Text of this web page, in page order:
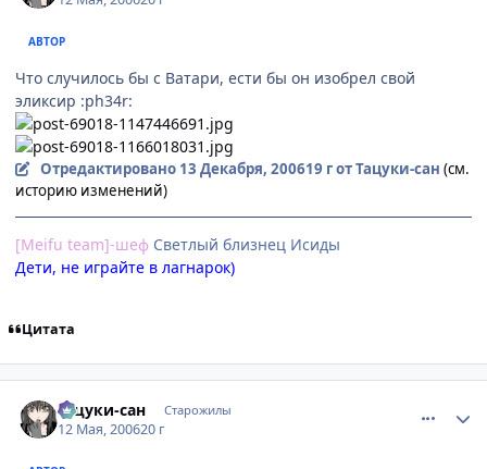
АВТОР
Что случилось бы с Ватари, ести бы он изобрел свой
эликсир :ph34r:
Отредактировано 13 Декабря, 200619 гот Тацуки-сан (см.
историю изменений)
[Meifu team]-шеф Cветлый близнец Исиды
Дети, не играйте в лагнарок)
Цитата
Тацуки-сан Старожилы
12 Мая, 200620 г